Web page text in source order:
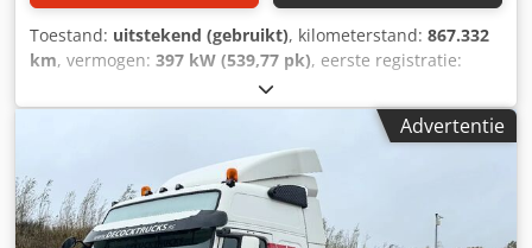
Toestand: uitstekend (gebruikt), kilometerstand: 867.332
km, vermogen: 397 kW (539,77 pk), eerste registratie:
diesel
brandstof:diesel, remmen:retarder, kleur:overig,
, soort overbrenging:
, aantal bedden:1, Bouwjaar:
Uitrusting:
ABS, AdBlue, airconditioning, centrale
vergrendeling, cruise control, elektrisch verstelbare
spiegel, elektrische raamverstelling, koelkast, retarder,
Advertentie